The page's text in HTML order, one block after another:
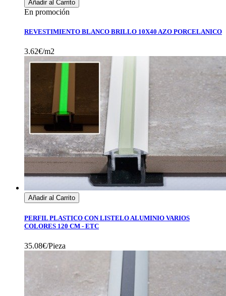
Añadir al Carrito
En promoción
REVESTIMIENTO BLANCO BRILLO 10X40 AZO PORCELANICO
3.62€/m2
Añadir al Carrito
PERFIL PLASTICO CON LISTELO ALUMINIO VARIOS
COLORES 120 CM - ETC
35.08€/Pieza